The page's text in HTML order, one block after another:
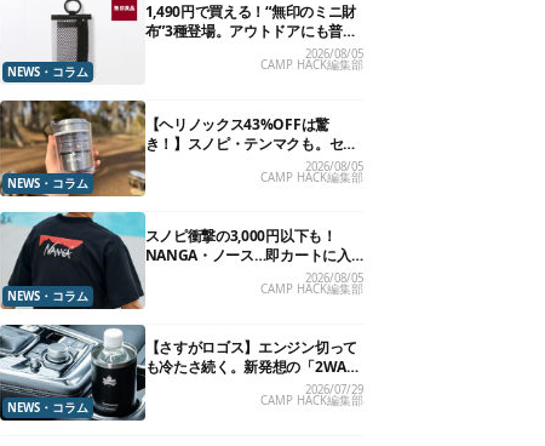
NEWS・コラム
1,490円で買える！“無印のミニ財
布”3種登場。アウトドアにも普段
2026/08/05
CAMP HACK編集部
NEWS・コラム
【ヘリノックス43%OFFは驚
き！】スノピ・テンマクも。セー
ル中の「見逃せないキャンプ道
具」12選
2026/08/05
CAMP HACK編集部
NEWS・コラム
スノピ衝撃の3,000円以下も！
NANGA・ノース…即カートに入
れたいアウトドアな「値下げ夏
2026/08/05
CAMP HACK編集部
NEWS・コラム
【さすがロゴス】エンジン切って
も冷たさ続く。新発想の「2WAY
仕様ボトルホルダー」が頼りにな
ります
2026/07/29
CAMP HACK編集部